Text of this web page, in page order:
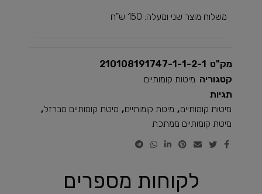
משלוח מוצר שני ומעלה: 150 ש"ח
מק"ט 210108191747-1-1-2-1
קטגוריה מיטות קומותיים
תגיות
מיטות קומותיים, מיטת קומותיים, מיטת קומותיים מברזל,
מיטת קומותיים ממתכת
לקוחות מספרים